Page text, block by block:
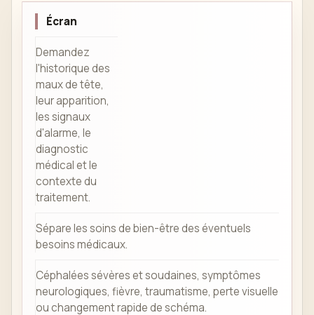
Écran
Demandez
l'historique des
maux de tête,
leur apparition,
les signaux
d'alarme, le
diagnostic
médical et le
contexte du
traitement.
Sépare les soins de bien-être des éventuels
besoins médicaux.
Céphalées sévères et soudaines, symptômes
neurologiques, fièvre, traumatisme, perte visuelle
ou changement rapide de schéma.